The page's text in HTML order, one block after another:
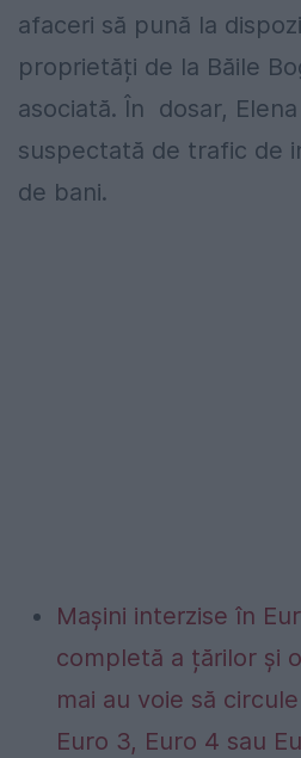
afaceri să pună la
proprietăți de la Băile
asociată. În dosar,
suspectată de trafic de
de bani.
Mașini interzise în
completă a țărilor și
mai au voie să
Euro 3, Euro 4 sau